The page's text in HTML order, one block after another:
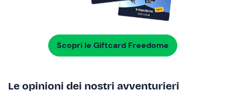
Scopri le Giftcard Freedome
Le opinioni dei nostri avventurieri